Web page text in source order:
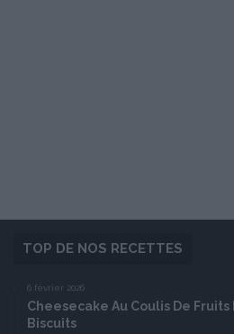
TOP DE NOS RECETTES
6 février 2026
Cheesecake Au Coulis De Fruits
Biscuits